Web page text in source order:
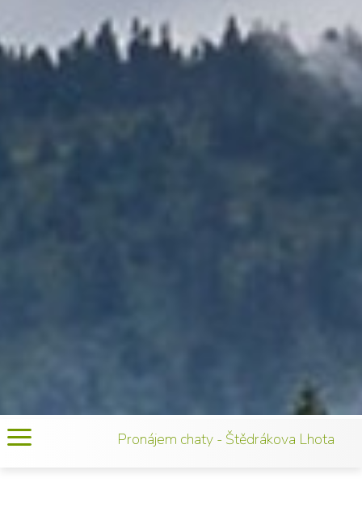
Pronájem chaty - Štědrákova Lhota